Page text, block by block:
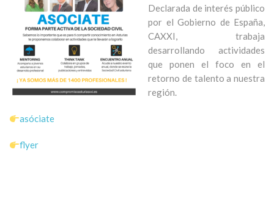
Declarada de interés público
por el Gobierno de España,
CAXXI, trabaja
desarrollando actividades
que ponen el foco en el
retorno de talento a nuestra
región.
asóciate
flyer